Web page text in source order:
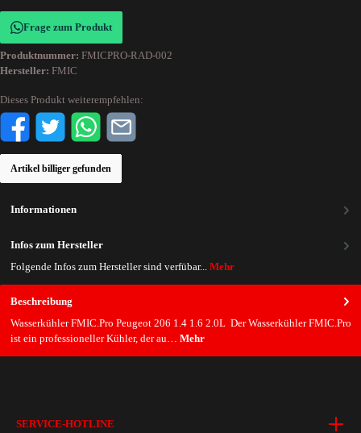
Frage zum Produkt
Produktnummer: FMICPRO-RAD-002
Hersteller: FMIC
Dieses Produkt weiterempfehlen:
Artikel billiger gefunden
Beschreibung
Wasserkühler FMIC.Pro Peugeot 206 1.4 1.6 2.0L Der Wasserkühler FMIC.Pro
ist ein professioneller Kühler, der au… Mehr
Informationen
Infos zum Hersteller
Folgende Infos zum Hersteller sind verfübar... Mehr
SERVICE-HOTLINE